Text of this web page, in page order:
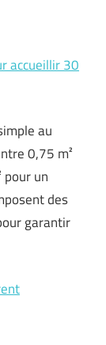
accueillir 30
au
0,75 m²
un
des
garantir